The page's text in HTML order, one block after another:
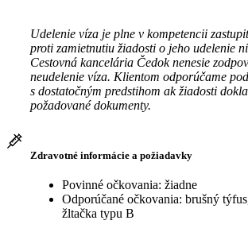
Udelenie víza je plne v kompetencii
proti zamietnutiu žiadosti o jeho udelenie
Cestovná kancelária Čedok nenesie
neudelenie víza. Klientom odporúčame
s dostatočným predstihom ak žiadosti
požadované dokumenty.
Zdravotné informácie a požiadavky
Povinné očkovania: žiadne
Odporúčané očkovania: brušný
žltačka typu B